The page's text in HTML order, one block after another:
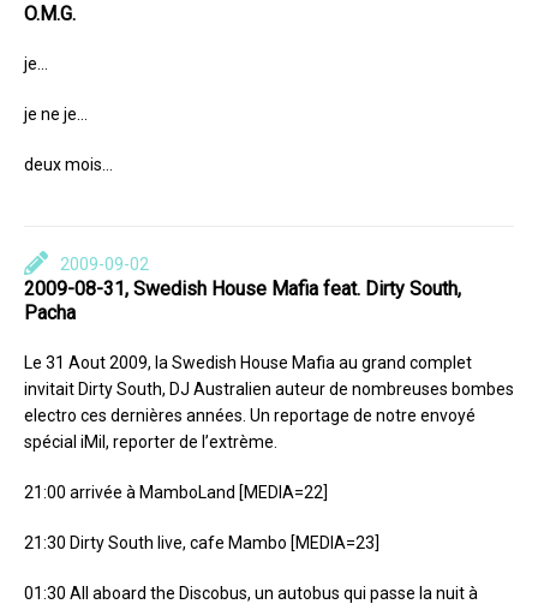
O.M.G.
je…
je ne je…
deux mois…
2009-09-02
2009-08-31, Swedish House Mafia feat. Dirty South,
Pacha
Le 31 Aout 2009, la Swedish House Mafia au grand complet
invitait Dirty South, DJ Australien auteur de nombreuses bombes
electro ces dernières années. Un reportage de notre envoyé
spécial iMil, reporter de l’extrème.
21:00 arrivée à MamboLand [MEDIA=22]
21:30 Dirty South live, cafe Mambo [MEDIA=23]
01:30 All aboard the Discobus, un autobus qui passe la nuit à